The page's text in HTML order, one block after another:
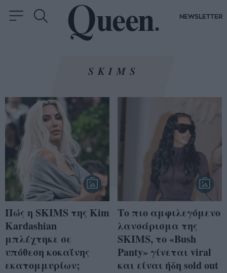
NEWSLETTER
SKIMS
Πώς η SKIMS της Kim
Kardashian
μπλέχτηκε σε
υπόθεση κοκαΐνης
εκατομμυρίων;
Το πιο αμφιλεγόμενο
λανσάρισμα της
SKIMS, το «Bush
Panty» γίνεται viral
και είναι ήδη sold out